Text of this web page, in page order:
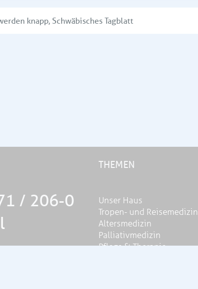
werden knapp, Schwäbisches Tagblatt
/ 206-0
THEMEN
Unser Haus
Tropen- und Reisemedizin
Altersmedizin
Palliativmedizin
Pflege & Therapie